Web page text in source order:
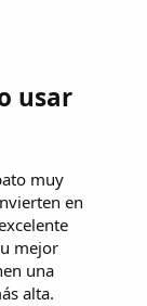
usar
muy
en
mejor
una
alta.